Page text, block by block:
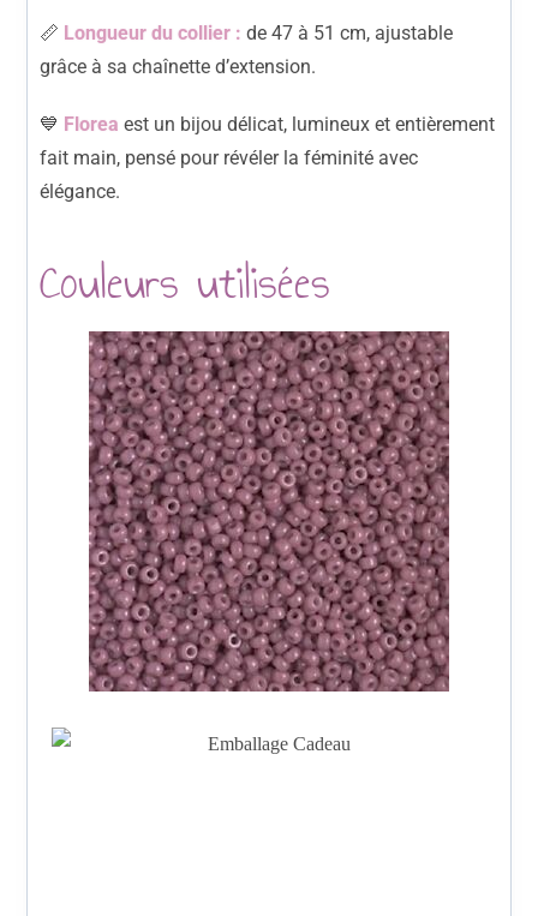
📏 Longueur du collier : de 47 à 51 cm, ajustable
grâce à sa chaînette d’extension.
💙 Florea est un bijou délicat, lumineux et entièrement
fait main, pensé pour révéler la féminité avec
élégance.
Couleurs utilisées